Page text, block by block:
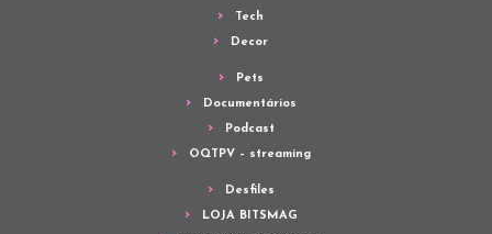
Tech
Decor
Pets
Documentários
Podcast
OQTPV – streaming
Desfiles
LOJA BITSMAG